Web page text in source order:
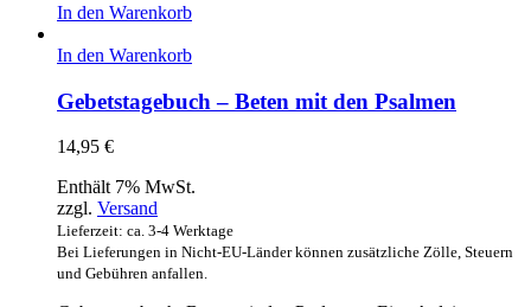
In den Warenkorb
In den Warenkorb
Gebetstagebuch – Beten mit den Psalmen
14,95 €
Enthält 7% MwSt.
zzgl. Versand
Lieferzeit: ca. 3-4 Werktage
Bei Lieferungen in Nicht-EU-Länder können zusätzliche Zölle, Steuern
und Gebühren anfallen.